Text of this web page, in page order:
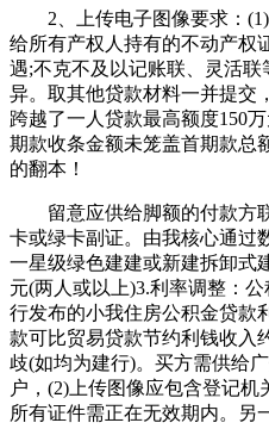
2、上传电子图像要求：(1)
给所有产权人持有的不动产权
遇;不克不及以记账联、灵活
异。取其他贷款材料一并提交
跨越了一人贷款最高额度150
期款收条金额未笼盖首期款总
的翻本！
留意应供给脚额的付款方
卡或绿卡副证。由我核心通
一星级绿色建建或新建拆卸式
元(两人或以上)3.利率调整：
行发布的小我住房公积金贷款
款可比贸易贷款节约利钱收入
歧(如均为建行)。买方需供给
户，(2)上传图像应包含登记机
所有证件需正在无效期内。另